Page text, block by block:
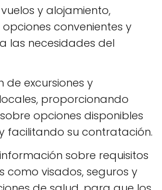
y alojamiento,
convenientes y
las necesidades del
de excursiones y
proporcionando
opciones disponibles
facilitando su contratación.
sobre requisitos
como visados, seguros y